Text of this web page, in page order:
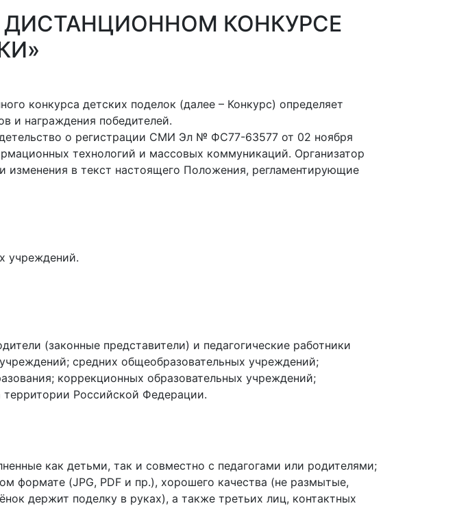
КОНКУРСЕ
конкурса детских поделок (далее – Конкурс) определяет
и награждения победителей.
о регистрации СМИ Эл № ФС77-63577 от 02 ноября
технологий и массовых коммуникаций. Организатор
изменения в текст настоящего Положения, регламентирующие
учреждений.
(законные представители) и педагогические работники
средних общеобразовательных учреждений;
коррекционных образовательных учреждений;
Российской Федерации.
как детьми, так и совместно с педагогами или родителями;
формате (JPG, PDF и пр.), хорошего качества (не размытые,
держит поделку в руках), а также третьих лиц, контактных